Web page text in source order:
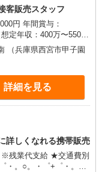
客販売スタッフ
円 年間賞与：
定年収：400万〜550万
◆資格手当 ◆家族手当
（兵庫県西宮市甲子園
詳細を見る
詳しくなれる携帯販売
※残業代支給 ★交通費別